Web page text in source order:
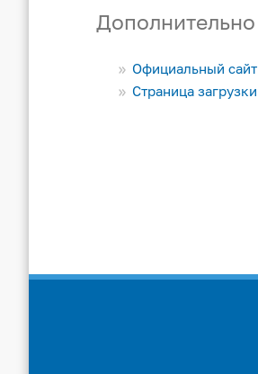
Дополнительно
Официальный сайт
Страница загрузки